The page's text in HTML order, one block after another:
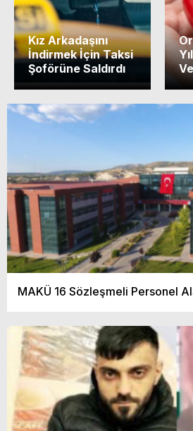
Kız Arkadaşını
İndirmek İçin Taksi
Şoförüne Saldırdı
MAKÜ 16 Sözleşmeli Personel